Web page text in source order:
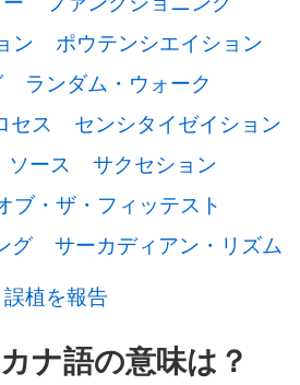
ン
ポウテンシエイション
ランダム・ウォーク
セス
センシタイゼイション
ソース
サクセション
ブ・ザ・フィッテスト
グ
サーカディアン・リズム
誤植を報告
ナ語の意味は？